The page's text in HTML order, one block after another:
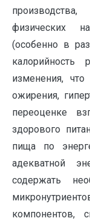
физических
(особенно в
изменения,
ожирения,
переоценке
здорового
пища по
адекватной
содержать
компонентов,